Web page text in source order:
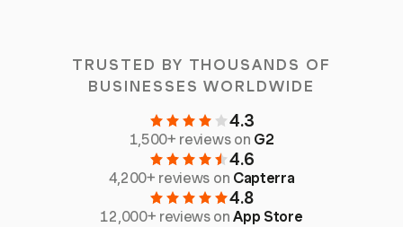
TRUSTED BY THOUSANDS OF
BUSINESSES WORLDWIDE
4.3
1,500+ reviews on G2
4.6
4,200+ reviews on Capterra
4.8
12,000+ reviews onApp Store